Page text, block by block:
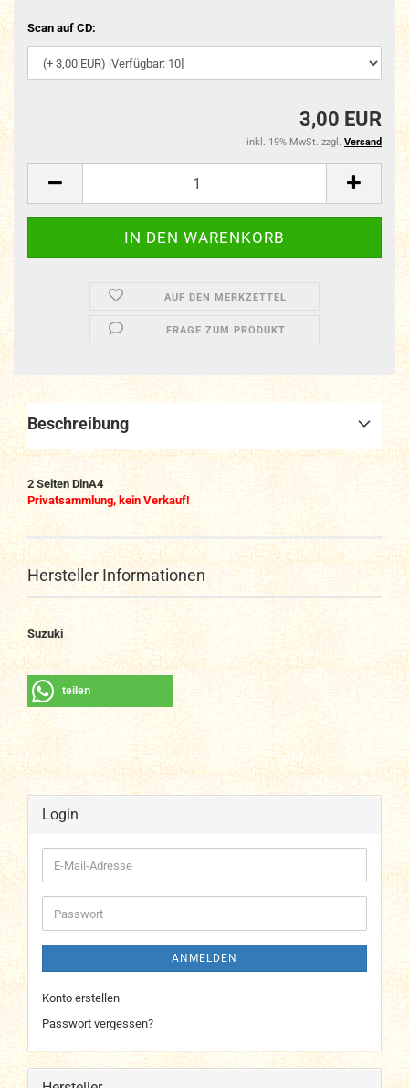
Scan auf CD:
3,00 EUR
inkl. 19% MwSt. zzgl. Versand
AUF DEN MERKZETTEL
FRAGE ZUM PRODUKT
Beschreibung
2 Seiten DinA4
Privatsammlung, kein Verkauf!
Hersteller Informationen
Suzuki
teilen
Login
E-
Mail-
Adresse
Passwort
ANMELDEN
Konto erstellen
Passwort vergessen?